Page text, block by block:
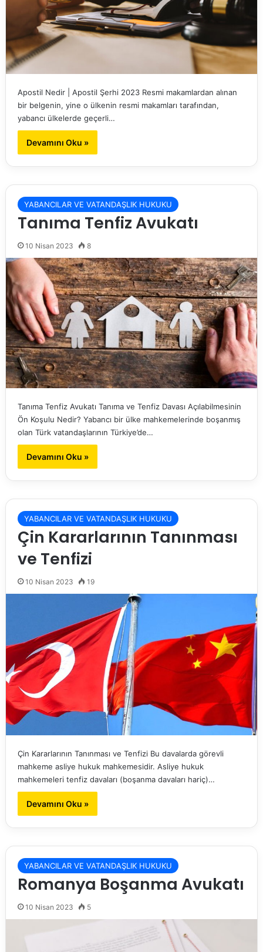
Apostil Nedir | Apostil Şerhi 2023 Resmi makamlardan alınan
bir belgenin, yine o ülkenin resmi makamları tarafından,
yabancı ülkelerde geçerli…
Devamını Oku »
YABANCILAR VE VATANDAŞLIK HUKUKU
Tanıma Tenfiz Avukatı
10 Nisan 2023 8
Tanıma Tenfiz Avukatı Tanıma ve Tenfiz Davası Açılabilmesinin
Ön Koşulu Nedir? Yabancı bir ülke mahkemelerinde boşanmış
olan Türk vatandaşlarının Türkiye’de…
Devamını Oku »
YABANCILAR VE VATANDAŞLIK HUKUKU
Çin Kararlarının Tanınması
ve Tenfizi
10 Nisan 2023 19
Çin Kararlarının Tanınması ve Tenfizi Bu davalarda görevli
mahkeme asliye hukuk mahkemesidir. Asliye hukuk
mahkemeleri tenfiz davaları (boşanma davaları hariç)…
Devamını Oku »
YABANCILAR VE VATANDAŞLIK HUKUKU
Romanya Boşanma Avukatı
10 Nisan 2023 5